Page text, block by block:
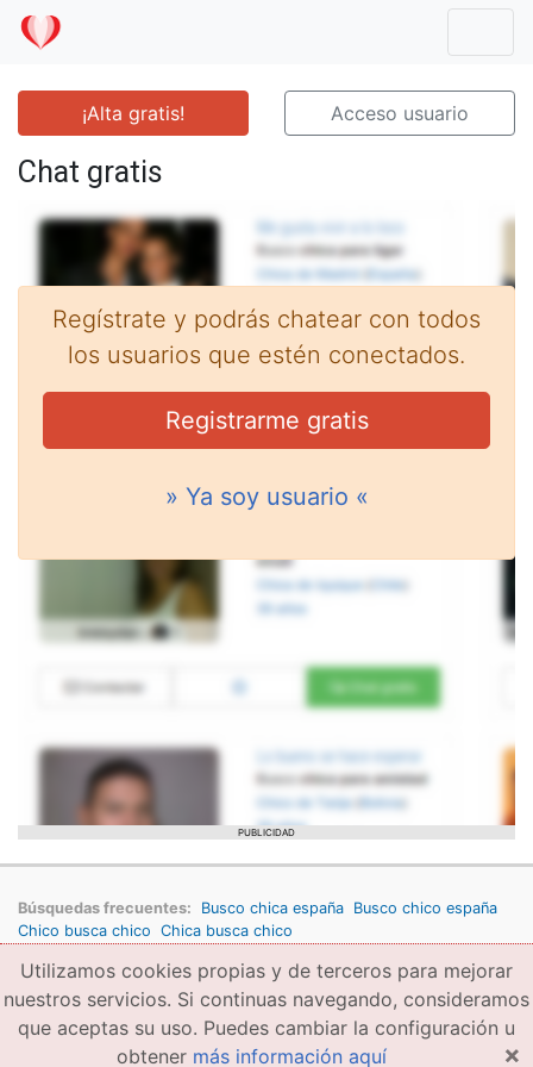
¡Alta gratis! Acceso usuario
Chat gratis
Regístrate y podrás chatear con todos
los usuarios que estén conectados.
Registrarme gratis
» Ya soy usuario «
PUBLICIDAD
Búsquedas frecuentes: Busco chica españa Busco chico españa
Chico busca chico Chica busca chico
Copyright © 2026 amigae.com Condiciones generales de uso
Política de privacidad
Copyright
Utilizamos cookies propias y de terceros para mejorar
nuestros servicios. Si continuas navegando, consideramos
que aceptas su uso. Puedes cambiar la configuración u
obtener más información aquí ×